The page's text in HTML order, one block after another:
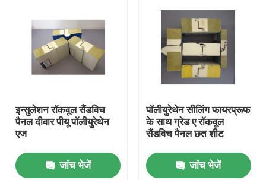
घर
उत्पादों
इन्सुलेशन रॉकवूल सैंडविच
पैनल दीवार पीयू पॉलीयुरेथेन
एज
जांच भेजें
पॉलीयुरेथेन सीलिंग फायरप्रूफ
के साथ ग्रेड ए रॉकवूल
सैंडविच पैनल छत शीट
जांच भेजें